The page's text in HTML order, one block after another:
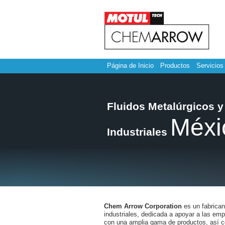
Página de Inicio Productos Servicios
Fluidos Metalúrgicos
Industriales
Chem Arrow Corporation es un
industriales, dedicada a apoyar a las
con una amplia gama de productos, así